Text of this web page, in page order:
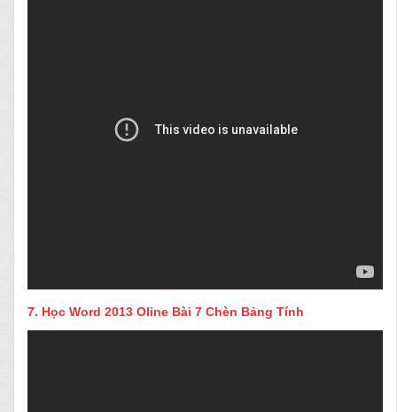
7. Học Word 2013 Oline Bài 7 Chèn Bảng Tính